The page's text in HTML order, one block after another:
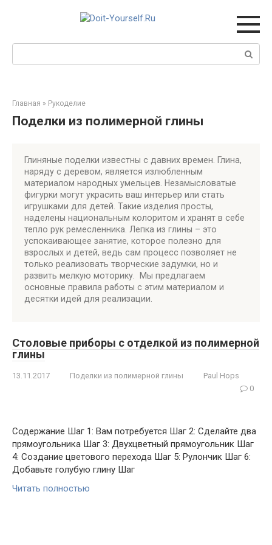
Поиск:
Главная » Рукоделие
Поделки из полимерной глины
Глиняные поделки известны с давних времен. Глина,
наряду с деревом, является излюбленным
материалом народных умельцев. Незамысловатые
фигурки могут украсить ваш интерьер или стать
игрушками для детей. Такие изделия просты,
наделены национальным колоритом и хранят в себе
тепло рук ремесленника. Лепка из глины – это
успокаивающее занятие, которое полезно для
взрослых и детей, ведь сам процесс позволяет не
только реализовать творческие задумки, но и
развить мелкую моторику. Мы предлагаем
основные правила работы с этим материалом и
десятки идей для реализации.
Столовые приборы с отделкой из полимерной
глины
13.11.2017 Поделки из полимерной глины
Paul Hops
0
Содержание Шаг 1: Вам потребуется Шаг 2: Сделайте два
прямоугольника Шаг 3: Двухцветный прямоугольник Шаг
4: Создание цветового перехода Шаг 5: Рулончик Шаг 6:
Добавьте голубую глину Шаг
Читать полностью